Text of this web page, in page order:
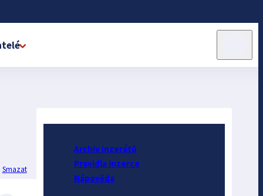
Smazat
Archiv inzerátů
Pravidla inzerce
Nápověda